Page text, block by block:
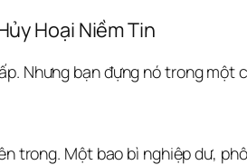
Hoại Niềm Tin
Nhưng bạn đựng nó trong một
trong. Một bao bì nghiệp dư,